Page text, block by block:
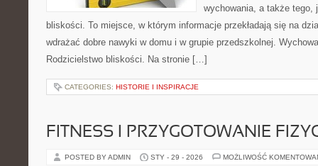
wychowania, a także tego,
bliskości. To miejsce, w którym informacje przekładają się na
wdrażać dobre nawyki w domu i w grupie przedszkolnej.
Rodzicielstwo bliskości. Na stronie […]
CATEGORIES: HISTORIE I INSPIRACJE
FITNESS I PRZYGOTOWANIE
POSTED BY ADMIN STY - 29 - 2026 MOŻLIWOŚĆ